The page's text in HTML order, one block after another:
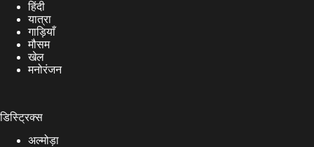
हिंदी
यात्रा
गाड़ियाँ
मौसम
खेल
मनोरंजन
डिस्ट्रिक्स
अल्मोड़ा